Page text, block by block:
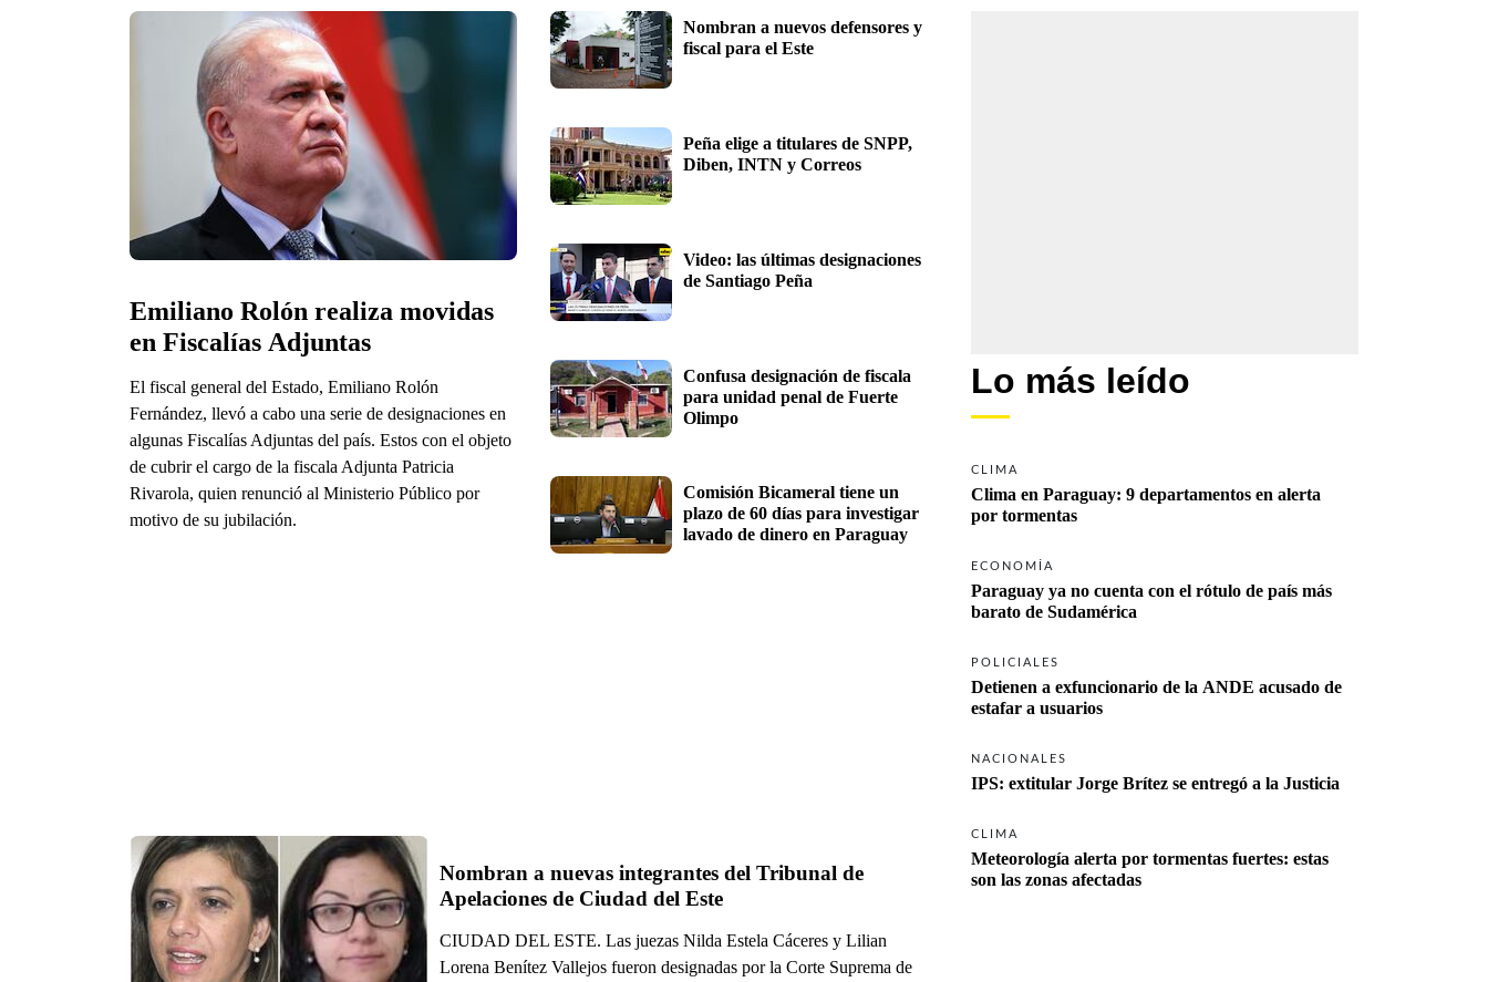
Emiliano Rolón realiza movidas
en Fiscalías Adjuntas
El fiscal general del Estado, Emiliano Rolón
Fernández, llevó a cabo una serie de designaciones en
algunas Fiscalías Adjuntas del país. Estos con el objeto
de cubrir el cargo de la fiscala Adjunta Patricia
Rivarola, quien renunció al Ministerio Público por
motivo de su jubilación.
Nombran a nuevos defensores y
fiscal para el Este
Peña elige a titulares de SNPP,
Video: las últimas designaciones
Confusa designación de fiscala
para unidad penal de Fuerte
Olimpo
Comisión Bicameral tiene un
plazo de 60 días para investigar
lavado de dinero en Paraguay
Nombran a nuevas integrantes del Tribunal de
Apelaciones de Ciudad del Este
CIUDAD DEL ESTE. Las juezas Nilda Estela Cáceres y Lilian
Lorena Benítez Vallejos fueron designadas por la Corte Suprema de
Lo más leído
CLIMA
Clima en Paraguay: 9 departamentos en alerta
por tormentas
ECONOMÍA
Paraguay ya no cuenta con el rótulo de país más
barato de Sudamérica
POLICIALES
Detienen a exfuncionario de la ANDE acusado de
estafar a usuarios
NACIONALES
IPS: extitular Jorge Brítez se entregó a la Justicia
CLIMA
Meteorología alerta por tormentas fuertes: estas
son las zonas afectadas